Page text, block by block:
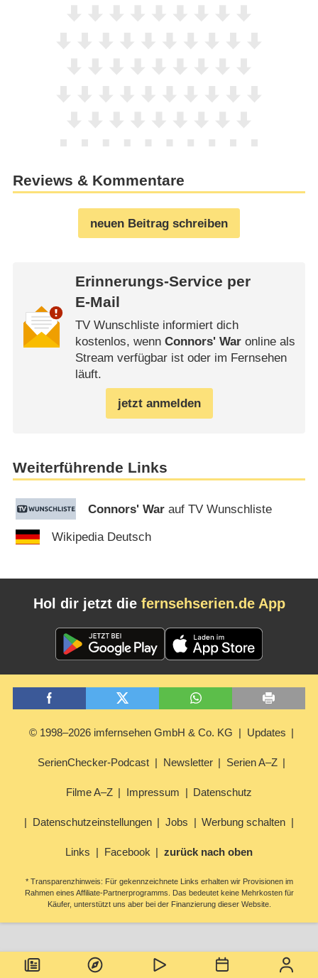
Reviews & Kommentare
neuen Beitrag schreiben
Erinnerungs-Service per
E-Mail
TV Wunschliste informiert dich
kostenlos, wenn Connors' Waronline als
Stream verfügbar ist oder im Fernsehen
läuft.
jetzt anmelden
Weiterführende Links
Connors' War auf TV Wunschliste
Wikipedia Deutsch
Hol dir jetzt die fernsehserien.de App
© 1998–2026 imfernsehen GmbH & Co. KG Updates
SerienChecker-Podcast Newsletter Serien A–Z
Filme A–Z Impressum Datenschutz
Datenschutzeinstellungen Jobs Werbung schalten
Links Facebook zurück nach oben
* Transparenzhinweis: Für gekennzeichnete Links erhalten wir Provisionen im
Rahmen eines Affiliate-Partnerprogramms. Das bedeutet keine Mehrkosten für
Käufer, unterstützt uns aber bei der Finanzierung dieser Website.